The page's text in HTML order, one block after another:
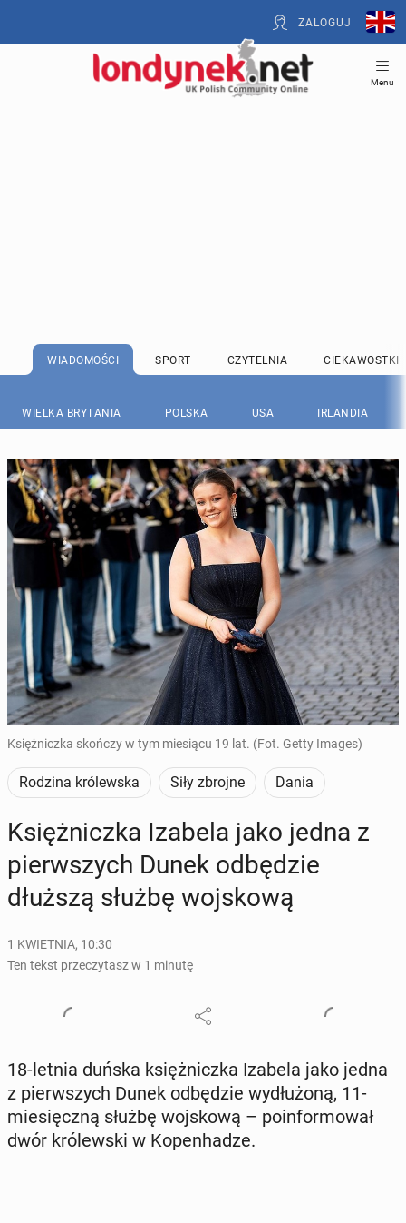
ZALOGUJ
Menu
WIADOMOŚCI SPORT CZYTELNIA CIEKAWOSTKI
WIELKA BRYTANIA POLSKA USA IRLANDIA
Księżniczka skończy w tym miesiącu 19 lat. (Fot. Getty Images)
Rodzina królewska Siły zbrojne Dania
Księż­nicz­ka Izabela jako jedna z
pierw­szych Dunek od­bę­dzie
dłuższą służbę woj­sko­wą
1 KWIETNIA, 10:30
Ten tekst przeczytasz w 1 minutę
18-letnia duńska księż­nicz­ka Izabela jako jedna
z pierw­szych Dunek od­bę­dzie wy­dłu­żo­ną, 11-
mie­sięcz­ną służbę woj­sko­wą – po­in­for­mo­wał
dwór kró­lew­ski w Ko­pen­ha­dze.